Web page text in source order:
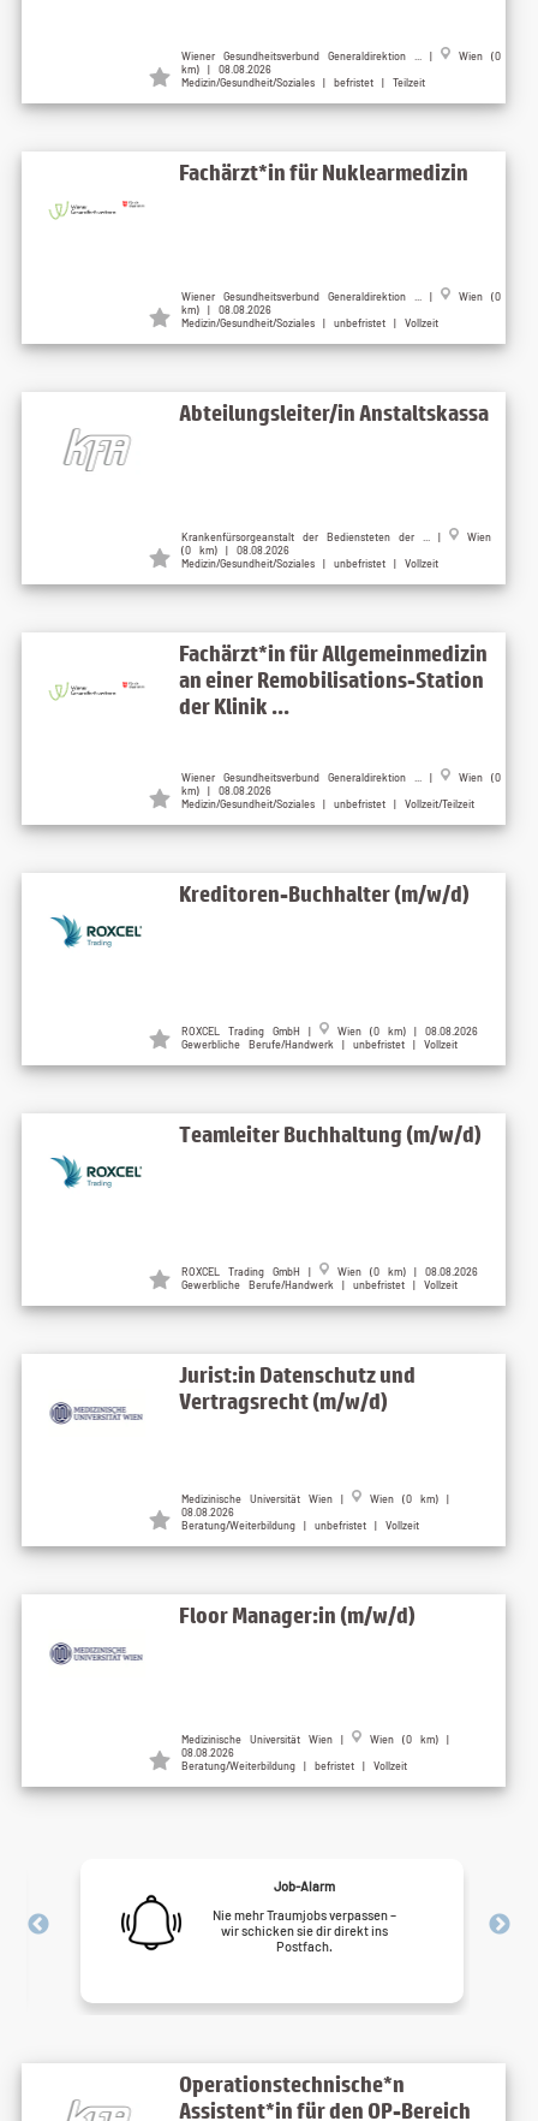
Wiener Gesundheitsverbund Generaldirektion ... |
Wien (0
km) | 08.08.2026
Medizin/Gesundheit/Soziales | befristet | Teilzeit
Fachärzt*in für Nuklearmedizin
Wiener Gesundheitsverbund Generaldirektion ... |
Wien (0
km) | 08.08.2026
Medizin/Gesundheit/Soziales | unbefristet | Vollzeit
Abteilungsleiter/in Anstaltskassa
Krankenfürsorgeanstalt der Bediensteten der ... |
Wien
(0 km) | 08.08.2026
Medizin/Gesundheit/Soziales | unbefristet | Vollzeit
Fachärzt*in für Allgemeinmedizin
an einer Remobilisations-Station
der Klinik ...
Wiener Gesundheitsverbund Generaldirektion ... |
Wien (0
km) | 08.08.2026
Medizin/Gesundheit/Soziales | unbefristet | Vollzeit/Teilzeit
Kreditoren-Buchhalter (m/w/d)
ROXCEL Trading GmbH |
Wien (0 km) | 08.08.2026
Gewerbliche Berufe/Handwerk | unbefristet | Vollzeit
Teamleiter Buchhaltung (m/w/d)
ROXCEL Trading GmbH |
Wien (0 km) | 08.08.2026
Gewerbliche Berufe/Handwerk | unbefristet | Vollzeit
Jurist:in Datenschutz und
Vertragsrecht (m/w/d)
Medizinische Universität Wien |
Wien (0 km) |
08.08.2026
Beratung/Weiterbildung | unbefristet | Vollzeit
Floor Manager:in (m/w/d)
Medizinische Universität Wien |
Wien (0 km) |
08.08.2026
Beratung/Weiterbildung | befristet | Vollzeit
Job-Alarm
Nie mehr Traumjobs verpassen –
wir schicken sie dir direkt ins
Postfach.
Operationstechnische*n
Assistent*in für den OP-Bereich